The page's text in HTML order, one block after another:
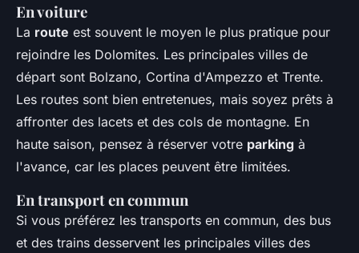
En voiture
La route est souvent le moyen le plus pratique pour
rejoindre les Dolomites. Les principales villes de
départ sont Bolzano, Cortina d'Ampezzo et Trente.
Les routes sont bien entretenues, mais soyez prêts à
affronter des lacets et des cols de montagne. En
haute saison, pensez à réserver votre parking à
l'avance, car les places peuvent être limitées.
En transport en commun
Si vous préférez les transports en commun, des bus
et des trains desservent les principales villes des